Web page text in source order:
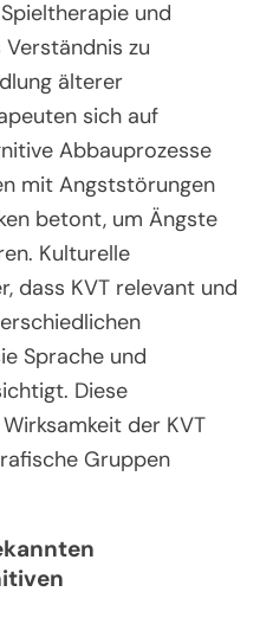
und
zu
älterer
sich auf
Abbauprozesse
mit Angststörungen
betont, um Ängste
Kulturelle
dass KVT relevant und
Sprache und
Diese
der KVT
Gruppen